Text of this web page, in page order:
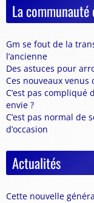
La communauté
Gm se fout de la
l’ancienne
Des astuces pour
Ces nouveaux
C’est pas
envie ?
C’est pas normal de
d’occasion
Actualités
Cette nouvelle